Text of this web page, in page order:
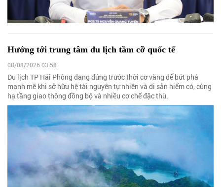
Hướng tới trung tâm du lịch tầm cỡ quốc tế
08/08/2026 03:58
Du lịch TP Hải Phòng đang đứng trước thời cơ vàng để bứt phá
mạnh mẽ khi sở hữu hệ tài nguyên tự nhiên và di sản hiếm có, cùng
hạ tầng giao thông đồng bộ và nhiều cơ chế đặc thù.